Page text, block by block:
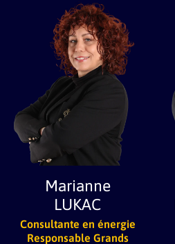
Marianne
LUKAC
Consultante en énergie
Responsable Grands